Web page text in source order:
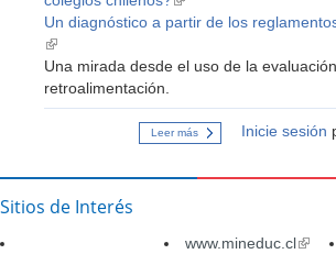
is
Un diagnóstico a partir de los
(link
is
external)
Una mirada desde el uso de la
retroalimentación.
Leer más sobre
"Cómo
los
Inicie sesión
Sitios de Interés
www.mineduc.cl(link